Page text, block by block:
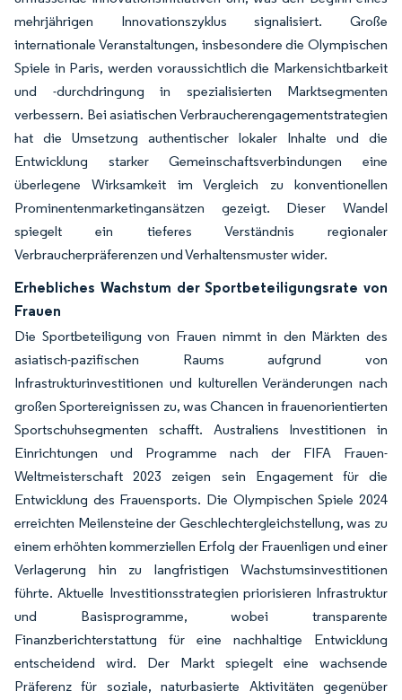
mehrjährigen Innovationszyklus signalisiert. Große
internationale Veranstaltungen, insbesondere die Olympischen
Spiele in Paris, werden voraussichtlich die Markensichtbarkeit
und -durchdringung in spezialisierten Marktsegmenten
verbessern. Bei asiatischen Verbraucherengagementstrategien
hat die Umsetzung authentischer lokaler Inhalte und die
Entwicklung starker Gemeinschaftsverbindungen eine
überlegene Wirksamkeit im Vergleich zu konventionellen
Prominentenmarketingansätzen gezeigt. Dieser Wandel
spiegelt ein tieferes Verständnis regionaler
Verbraucherpräferenzen und Verhaltensmuster wider.
Erhebliches Wachstum der Sportbeteiligungsrate von
Frauen
Die Sportbeteiligung von Frauen nimmt in den Märkten des
asiatisch-pazifischen Raums aufgrund von
Infrastrukturinvestitionen und kulturellen Veränderungen nach
großen Sportereignissen zu, was Chancen in frauenorientierten
Sportschuhsegmenten schafft. Australiens Investitionen in
Einrichtungen und Programme nach der FIFA Frauen-
Weltmeisterschaft 2023 zeigen sein Engagement für die
Entwicklung des Frauensports. Die Olympischen Spiele 2024
erreichten Meilensteine der Geschlechtergleichstellung, was zu
einem erhöhten kommerziellen Erfolg der Frauenligen und einer
Verlagerung hin zu langfristigen Wachstumsinvestitionen
führte. Aktuelle Investitionsstrategien priorisieren Infrastruktur
und Basisprogramme, wobei transparente
Finanzberichterstattung für eine nachhaltige Entwicklung
entscheidend wird. Der Markt spiegelt eine wachsende
Präferenz für soziale, naturbasierte Aktivitäten gegenüber